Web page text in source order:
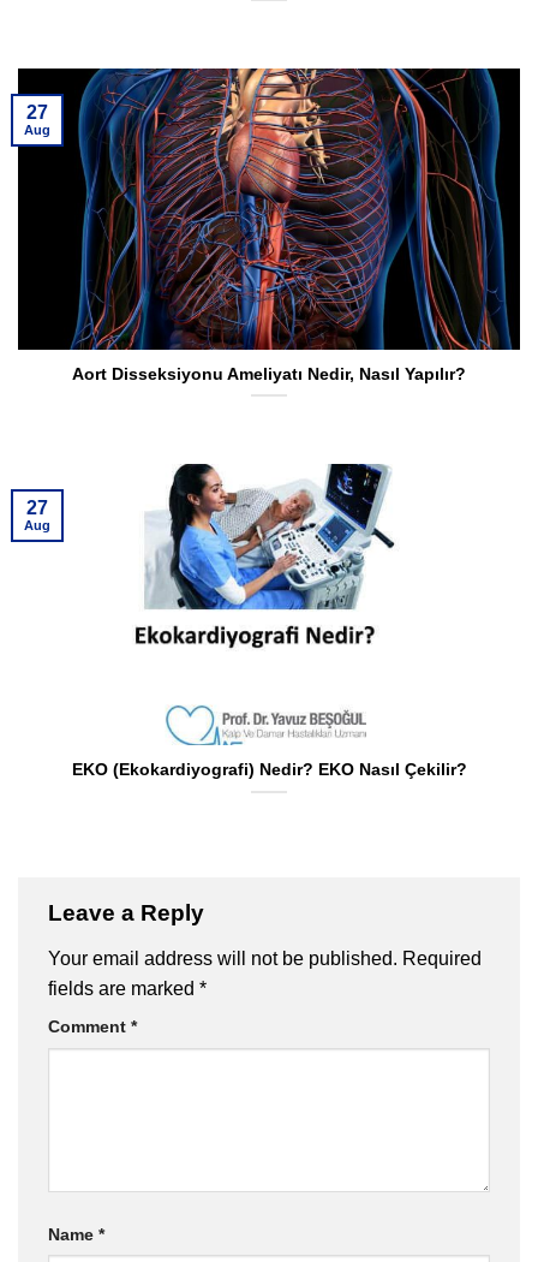
Aort Disseksiyonu Ameliyatı Nedir, Nasıl Yapılır?
27
Aug
EKO (Ekokardiyografi) Nedir? EKO Nasıl Çekilir?
27
Aug
Leave a Reply
Your email address will not be published. Required
fields are marked *
Comment *
Name *